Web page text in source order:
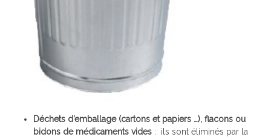
Déchets d’emballage (cartons et papiers …), flacons ou
bidons de médicaments vides : ils sont éliminés par la